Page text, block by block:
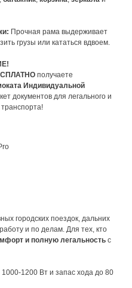
Прочная рама выдерживает
грузы или кататься вдвоем.
получаете
Индивидуальной
документов для легального и
городских поездок, дальних
и по делам. Для тех, кто
и полную легальность с
1200 Вт и запас хода до 80